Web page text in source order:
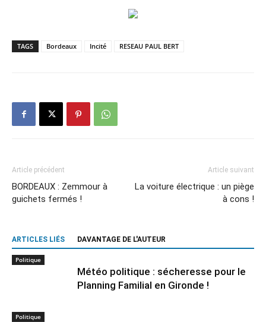
TAGS Bordeaux Incité RESEAU PAUL BERT
Article précédent
BORDEAUX : Zemmour à
guichets fermés !
Article suivant
La voiture électrique : un piège
à cons !
ARTICLES LIÉS DAVANTAGE DE L'AUTEUR
Politique
Météo politique : sécheresse pour le
Planning Familial en Gironde !
Politique